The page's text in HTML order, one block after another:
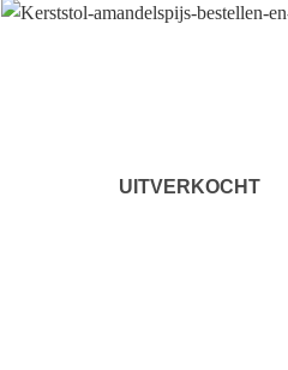
UITVERKOCHT